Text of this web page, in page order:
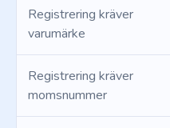
Registrering kräver
varumärke
Registrering kräver
momsnummer